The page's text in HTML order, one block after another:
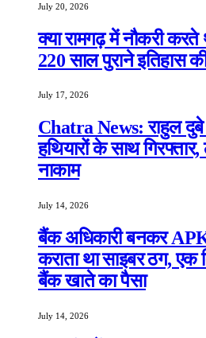
July 20, 2026
क्या रामगढ़ में नौकरी करते
220 साल पुराने इतिहास
July 17, 2026
Chatra News: राहुल
हथियारों के साथ
नाकाम
July 14, 2026
बैंक अधिकारी बनकर
कराता था साइबर ठग,
बैंक खाते का पैसा
July 14, 2026